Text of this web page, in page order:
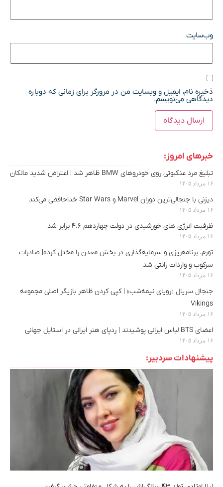
وب‌سایت
ذخیره نام، ایمیل و وبسایت من در مرورگر برای زمانی که دوباره
دیدگاهی می‌نویسم.
خبرهای امروز:
تبلیغ مرد عنکبوتی روی خودروهای BMW ظاهر شد | اعتراض شدید مالکان
۱۶ مرداد ۱۴۰۵
دیزنی با جنجالی‌ترین دوران Marvel و Star Wars خداحافظی می‌کند
۱۶ مرداد ۱۴۰۵
ظرفیت انرژی های خورشیدی در دولت چهاردهم ۴.۶ برابر شد
۱۶ مرداد ۱۴۰۵
تورم، برنامه‌ریزی و سرمایه‌گذاری در بخش معدن را مختل کرده| صادرات
سرکوب و واردات رانتی شد
۱۶ مرداد ۱۴۰۵
جنجال سریال «رویای نیمه‌شب» | کپی کردن ظاهر بازیگر اصلی مجموعه
Vikings
۱۶ مرداد ۱۴۰۵
اعضای BTS لباس ایرانی پوشیدند | ردپای هنر ایرانی در استایل جهانی
۱۶ مرداد ۱۴۰۵
پیشنهادات سردبیر: